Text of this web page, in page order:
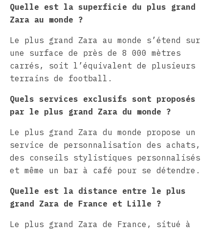
Quelle est la superficie du plus grand
Zara au monde ?
Le plus grand Zara au monde s’étend sur
une surface de près de 8 000 mètres
carrés, soit l’équivalent de plusieurs
terrains de football.
Quels services exclusifs sont proposés
par le plus grand Zara du monde ?
Le plus grand Zara du monde propose un
service de personnalisation des achats,
des conseils stylistiques personnalisés
et même un bar à café pour se détendre.
Quelle est la distance entre le plus
grand Zara de France et Lille ?
Le plus grand Zara de France, situé à